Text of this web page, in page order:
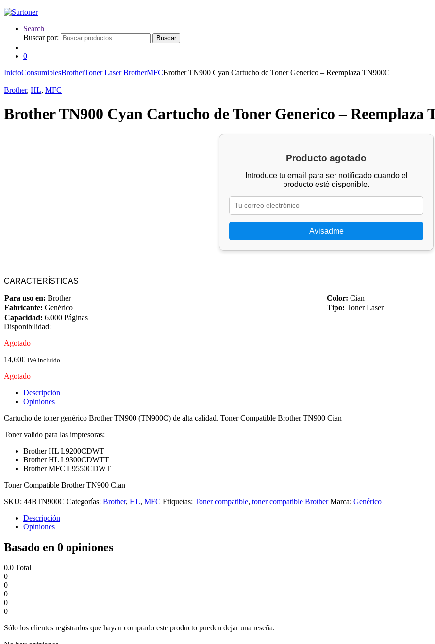
Search
Buscar por:
Buscar
0
InicioConsumiblesBrotherToner Laser BrotherMFCBrother TN900 Cyan Cartucho de Toner Generico – Reemplaza TN900C
Brother, HL, MFC
Brother TN900 Cyan Cartucho de Toner Generico – Reemplaza
Producto agotado
Introduce tu email para ser notificado cuando el
producto esté disponible.
Avisadme
CARACTERÍSTICAS
Para uso en: Brother Color: Cian
Fabricante: Genérico Tipo: Toner Laser
Capacidad: 6.000 Páginas
Disponibilidad:
Agotado
14,60€ IVA incluido
Agotado
Descripción
Opiniones
Cartucho de toner genérico Brother TN900 (TN900C) de alta calidad. Toner Compatible Brother TN900 Cian
Toner valido para las impresoras:
Brother HL L9200CDWT
Brother HL L9300CDWTT
Brother MFC L9550CDWT
Toner Compatible Brother TN900 Cian
SKU: 44BTN900C Categorías: Brother, HL, MFC Etiquetas: Toner compatible, toner compatible Brother Marca: Genérico
Descripción
Opiniones
Basado en 0 opiniones
0.0 Total
0
0
0
0
0
Sólo los clientes registrados que hayan comprado este producto pueden dejar una reseña.